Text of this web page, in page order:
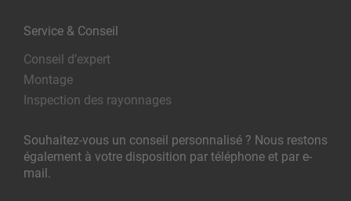
Service & Conseil
Conseil d’expert
Montage
Inspection des rayonnages
Souhaitez-vous un conseil personnalisé ? Nous restons
également à votre disposition par téléphone et par e-
mail.